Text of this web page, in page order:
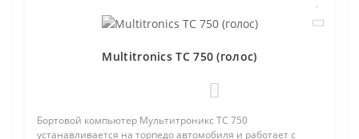
Multitronics TC 750 (голос)
Бортовой компьютер Мультитроникс TC 750
устанавливается на торпедо автомобиля и работает с